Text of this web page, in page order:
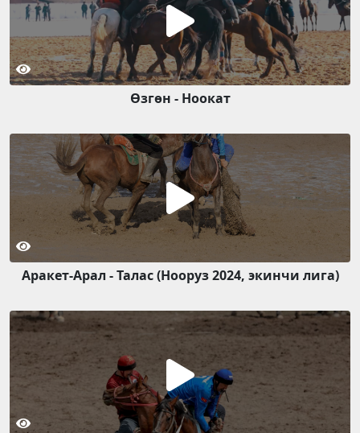
Өзгөн - Ноокат
Аракет-Арал - Талас (Нооруз 2024, экинчи лига)